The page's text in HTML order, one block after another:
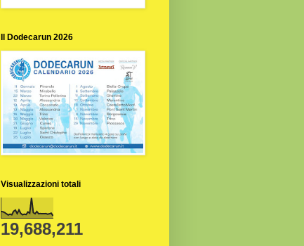
Il Dodecarun 2026
Visualizzazioni totali
19,688,211